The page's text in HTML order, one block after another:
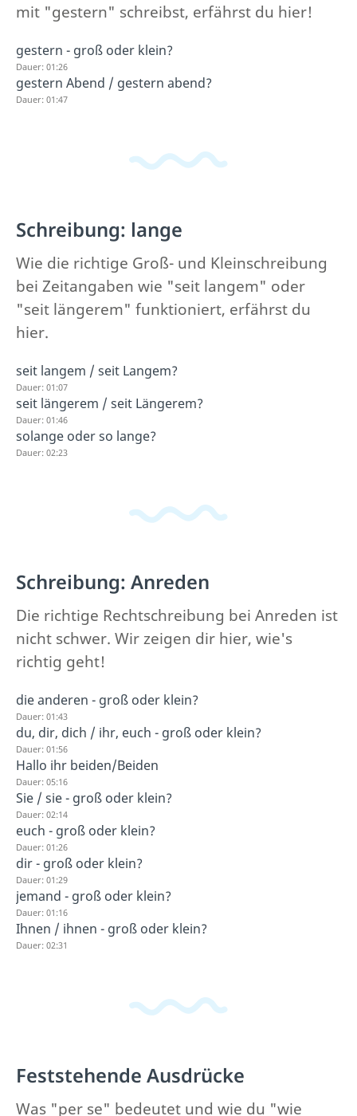
mit "gestern" schreibst, erfährst du hier!
gestern - groß oder klein?
Dauer: 01:26
gestern Abend / gestern abend?
Dauer: 01:47
Schreibung: lange
Wie die richtige Groß- und Kleinschreibung
bei Zeitangaben wie "seit langem" oder
"seit längerem" funktioniert, erfährst du
hier.
seit langem / seit Langem?
Dauer: 01:07
seit längerem / seit Längerem?
Dauer: 01:46
solange oder so lange?
Dauer: 02:23
Schreibung: Anreden
Die richtige Rechtschreibung bei Anreden ist
nicht schwer. Wir zeigen dir hier, wie's
richtig geht!
die anderen - groß oder klein?
Dauer: 01:43
du, dir, dich / ihr, euch - groß oder klein?
Dauer: 01:56
Hallo ihr beiden/Beiden
Dauer: 05:16
Sie / sie - groß oder klein?
Dauer: 02:14
euch - groß oder klein?
Dauer: 01:26
dir - groß oder klein?
Dauer: 01:29
jemand - groß oder klein?
Dauer: 01:16
Ihnen / ihnen - groß oder klein?
Dauer: 02:31
Feststehende Ausdrücke
Was "per se" bedeutet und wie du "wie